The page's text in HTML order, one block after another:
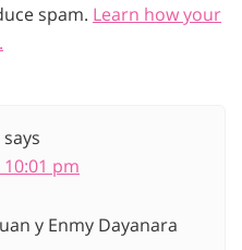
spam. Learn how your
says
pm
y Enmy Dayanara